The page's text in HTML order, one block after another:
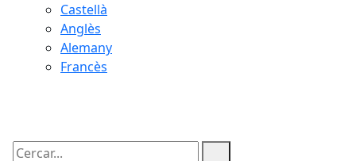
Castellà
Anglès
Alemany
Francès